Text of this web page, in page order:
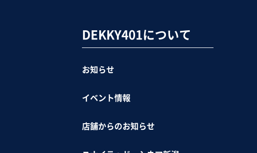
DEKKY401について
お知らせ
イベント情報
店舗からのお知らせ